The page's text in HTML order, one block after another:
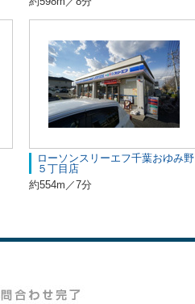
ローソンスリーエフ千葉おゆみ野
５丁目店
約554m／7分